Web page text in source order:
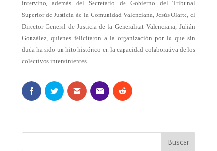
intervino, además del Secretario de Gobierno del Tribunal
Superior de Justicia de la Comunidad Valenciana, Jesús Olarte, el
Director General de Justicia de la Generalitat Valenciana, Julián
González, quienes felicitaron a la organización por lo que sin
duda ha sido un hito histórico en la capacidad colaborativa de los
colectivos intervinientes.